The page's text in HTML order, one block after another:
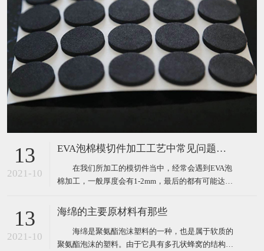
13
2021-10
EVA泡棉模切件加工工艺中常见问题分析
在我们所加工的模切件当中，经常会遇到EVA泡
棉加工，一般厚度会有1-2mm，最后的都有可能达到
肯定会遇到很多这样或那样的问题。那么我们经常遇
程中容易出现斜边（圆刀模切斜边更大）； 2、
这些
13
2021-10
海绵的主要原材料有那些
海绵是聚氨酯泡沫塑料的一种，也是属于软质的
聚氨酯泡沫的塑料。由于它具有多孔状蜂窝的结构，